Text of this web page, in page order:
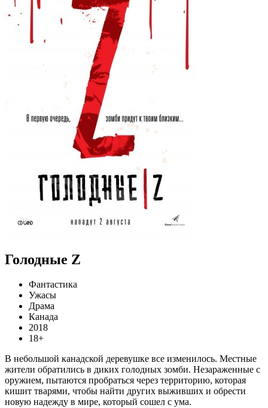
Голодные Z
Фантастика
Ужасы
Драма
Канада
2018
18+
В небольшой канадской деревушке все изменилось. Местные
жители обратились в диких голодных зомби. Незараженные с
оружием, пытаются пробраться через территорию, которая
кишит тварями, чтобы найти других выживших и обрести
новую надежду в мире, который сошел с ума.